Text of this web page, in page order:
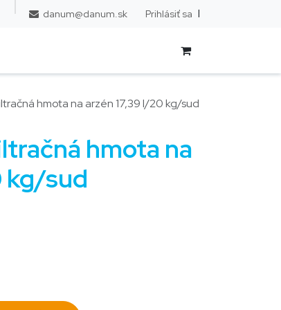
danum@danum.sk Prihlásiť sa l
hmota na arzén 17,39 l/20 kg/sud
hmota na
kg/sud